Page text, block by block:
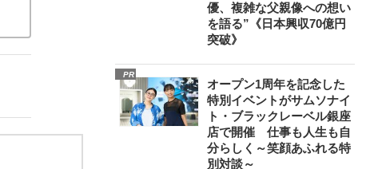
優、複雑な父親像への想い
を語る”《日本興収70億円
突破》
PR
オープン1周年を記念した
特別イベントがサムソナイ
ト・ブラックレーベル銀座
店で開催 仕事も人生も自
分らしく～笑顔あふれる特
別対談～